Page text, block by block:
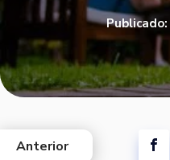
Publicado:
west
Anterior